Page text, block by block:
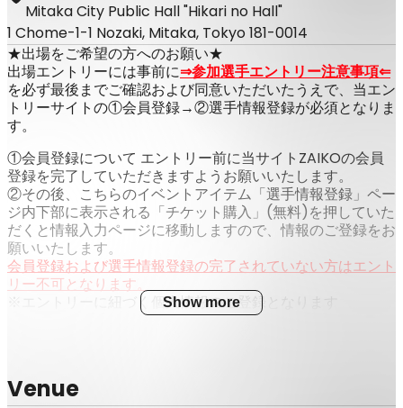
Mitaka City Public Hall "Hikari no Hall"
1 Chome-1-1 Nozaki, Mitaka, Tokyo 181-0014
★出場をご希望の方へのお願い★
出場エントリーには事前に⇒参加選手エントリー注意事項⇐
を必ず最後までご確認および同意いただいたうえで、当エン
トリーサイトの①会員登録→②選手情報登録が必須となりま
す。
①会員登録について エントリー前に当サイトZAIKOの会員
登録を完了していただきますようお願いいたします。
②その後、こちらのイベントアイテム「選手情報登録」ペー
ジ内下部に表示される「チケット購入」(無料)を押していた
だくと情報入力ページに移動しますので、情報のご登録をお
願いいたします。
会員登録および選手情報登録の完了されていない方はエント
リー不可となります。
※エントリーに紐づく個人情報のご登録となります
※PCからの場合はページ内画面右側に表示の「チケットを
Show more
Venue